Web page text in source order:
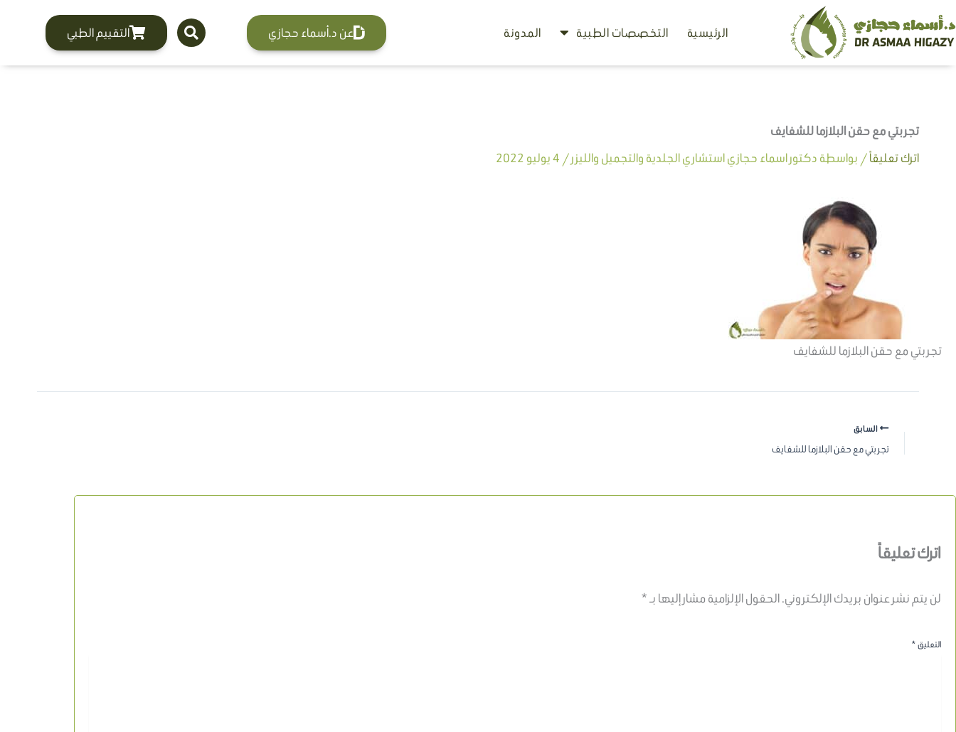
تخطي
إلى
الرئيسية التخصصات الطبية المدونة عن د.أسماء حجازي التقييم الطبي
تجربتي مع حقن البلازما للشفايف
اترك تعليقاً/ بواسطة دكتور اسماء حجازي استشاري الجلدية والتجميل والليزر/ 4 يوليو 2022
تجربتي مع حقن البلازما للشفايف
السابق
تجربتي مع حقن البلازما للشفايف
اترك تعليقاً
لن يتم نشر عنوان بريدك الإلكتروني.الحقول الإلزامية مشار إليها بـ*
التعليق*